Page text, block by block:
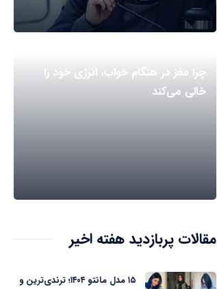
چرا مغز در هنگام خواب، انرژی خود را
خالی می‌کند
مقالات پربازدید هفته اخیر
۱۵ مدل مانتو ۱۴۰۴؛ ترندی‌ترین و